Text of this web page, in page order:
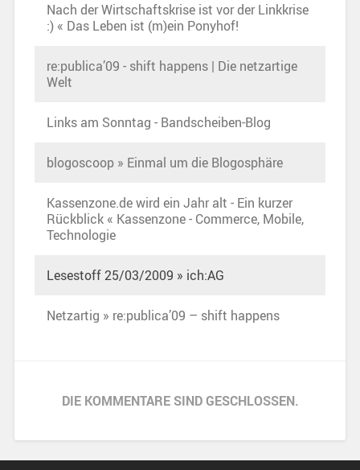
Nach der Wirtschaftskrise ist vor der Linkkrise
:) « Das Leben ist (m)ein Ponyhof!
re:publica’09 - shift happens | Die netzartige
Welt
Links am Sonntag - Bandscheiben-Blog
blogoscoop » Einmal um die Blogosphäre
Kassenzone.de wird ein Jahr alt - Ein kurzer
Rückblick « Kassenzone - Commerce, Mobile,
Technologie
Lesestoff 25/03/2009 » ich:AG
Netzartig » re:publica’09 – shift happens
DIE KOMMENTARE SIND GESCHLOSSEN.